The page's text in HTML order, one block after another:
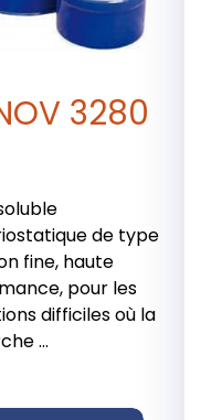
3280
de type
fine, haute
pour les
difficiles où la
...